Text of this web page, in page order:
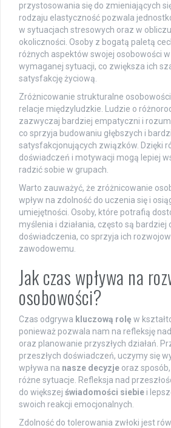
przystosowania się do zmieniających
rodzaju elastyczność pozwala
w sytuacjach stresowych oraz w
okoliczności. Osoby z bogatą paletą
różnych aspektów swojej osobowości
wymaganej sytuacji, co zwiększa ich
satysfakcję życiową.
Zróżnicowanie strukturalne
relacje międzyludzkie. Ludzie o
zazwyczaj bardziej empatyczni i
co sprzyja budowaniu głębszych i
satysfakcjonujących związków. Dzięki
doświadczeń i motywacji mogą lepiej
radzić sobie w grupach.
Warto zauważyć, że zróżnicowanie
wpływ na zdolność do uczenia się i
umiejętności. Osoby, które potrafią
myślenia i działania, często są
doświadczenia, co sprzyja ich
zawodowemu.
Jak czas wpływa na
osobowości?
Czas odgrywa kluczową rolę w
ponieważ pozwala nam na refleksję
oraz planowanie przyszłych działań.
przeszłych doświadczeń, uczymy się
wpływa na nasze decyzje oraz
różne sytuacje. Refleksja nad
do większej świadomości siebie i
swoich reakcji emocjonalnych.
Zdolność do tolerowania zwłoki jest